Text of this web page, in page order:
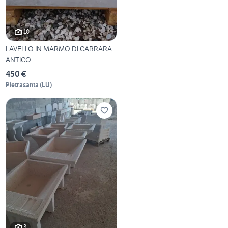
10
LAVELLO IN MARMO DI CARRARA
ANTICO
450 €
Pietrasanta (LU)